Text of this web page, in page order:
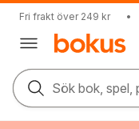
Fri frakt över 249 kr •
Sök bok, spel,